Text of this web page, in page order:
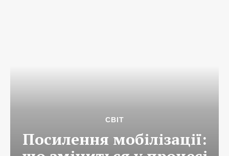
СВІТ
Посилення мобілізації: